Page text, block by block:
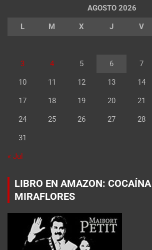
AGOSTO 2026
L M X J V
3 4 5 6 7
10 11 12 13 14
17 18 19 20 21
24 25 26 27 28
31
« Jul
LIBRO EN AMAZON:
MIRAFLORES